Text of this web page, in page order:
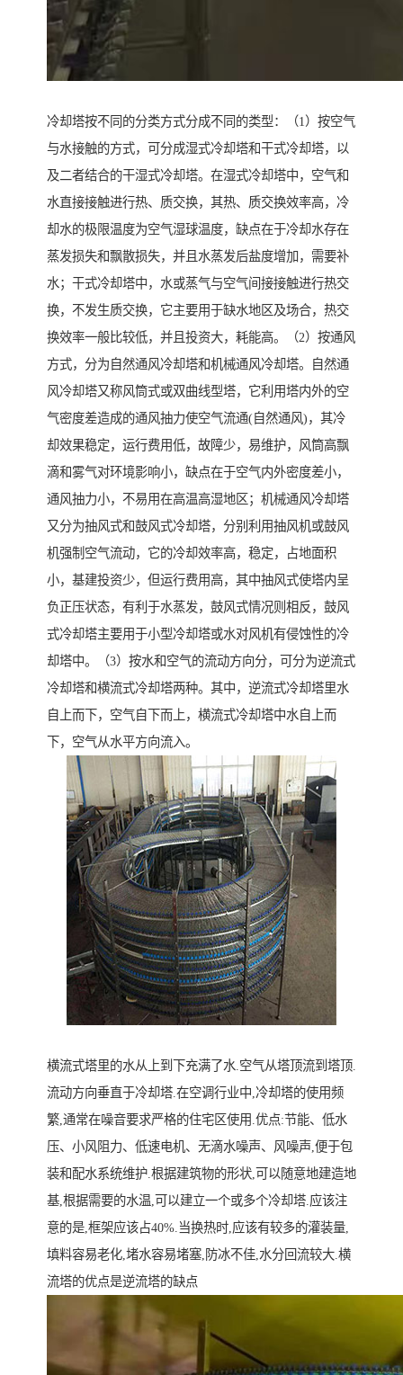
冷却塔按不同的分类方式分成不同的类型：（1）按空气
与水接触的方式，可分成湿式冷却塔和干式冷却塔，以
及二者结合的干湿式冷却塔。在湿式冷却塔中，空气和
水直接接触进行热、质交换，其热、质交换效率高，冷
却水的极限温度为空气湿球温度，缺点在于冷却水存在
蒸发损失和飘散损失，并且水蒸发后盐度增加，需要补
水；干式冷却塔中，水或蒸气与空气间接接触进行热交
换，不发生质交换，它主要用于缺水地区及场合，热交
换效率一般比较低，并且投资大，耗能高。（2）按通风
方式，分为自然通风冷却塔和机械通风冷却塔。自然通
风冷却塔又称风筒式或双曲线型塔，它利用塔内外的空
气密度差造成的通风抽力使空气流通(自然通风)，其冷
却效果稳定，运行费用低，故障少，易维护，风筒高飘
滴和雾气对环境影响小，缺点在于空气内外密度差小，
通风抽力小，不易用在高温高湿地区；机械通风冷却塔
又分为抽风式和鼓风式冷却塔，分别利用抽风机或鼓风
机强制空气流动，它的冷却效率高，稳定，占地面积
小，基建投资少，但运行费用高，其中抽风式使塔内呈
负正压状态，有利于水蒸发，鼓风式情况则相反，鼓风
式冷却塔主要用于小型冷却塔或水对风机有侵蚀性的冷
却塔中。（3）按水和空气的流动方向分，可分为逆流式
冷却塔和横流式冷却塔两种。其中，逆流式冷却塔里水
自上而下，空气自下而上，横流式冷却塔中水自上而
下，空气从水平方向流入。
横流式塔里的水从上到下充满了水.空气从塔顶流到塔顶.
流动方向垂直于冷却塔.在空调行业中,冷却塔的使用频
繁,通常在噪音要求严格的住宅区使用.优点:节能、低水
压、小风阻力、低速电机、无滴水噪声、风噪声,便于包
装和配水系统维护.根据建筑物的形状,可以随意地建造地
基,根据需要的水温,可以建立一个或多个冷却塔.应该注
意的是,框架应该占40%.当换热时,应该有较多的灌装量,
填料容易老化,堵水容易堵塞,防冰不佳,水分回流较大.横
流塔的优点是逆流塔的缺点